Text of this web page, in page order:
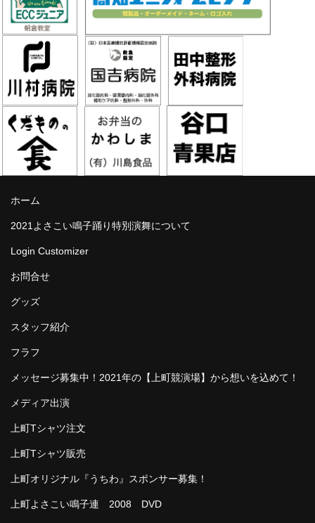
ホーム
2021よさこい鳴子踊り特別演舞について
Login Customizer
お問合せ
グッズ
スタッフ紹介
フラフ
メッセージ募集中！2021年の【上町競演場】から想いを込めて！
メディア出演
上町Tシャツ注文
上町Tシャツ販売
上町オリジナル『うちわ』スポンサー募集！
上町よさこい鳴子連 2008 DVD